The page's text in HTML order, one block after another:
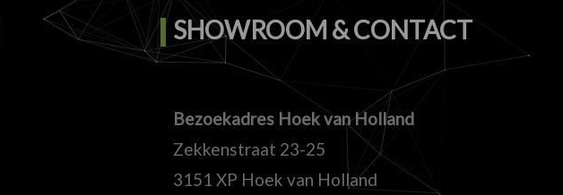
SHOWROOM & CONTACT
Bezoekadres Hoek van Holland
Zekkenstraat 23-25
3151 XP Hoek van Holland